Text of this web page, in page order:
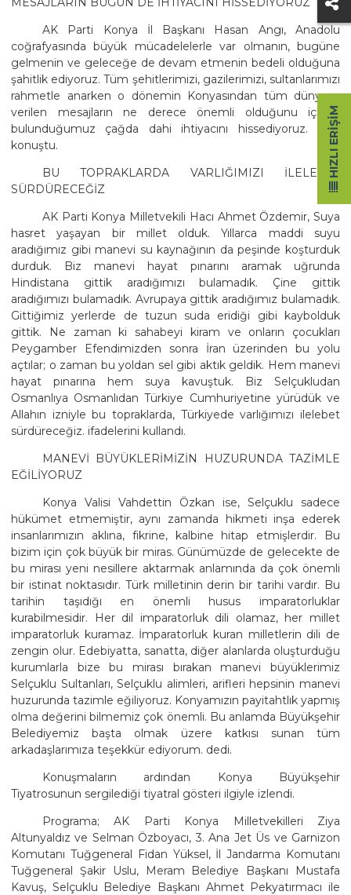
AK Parti Konya İl Başkanı Hasan Angı, Anadolu
coğrafyasında büyük mücadelelerle var olmanın, bugüne
gelmenin ve geleceğe de devam etmenin bedeli olduğuna
şahitlik ediyoruz. Tüm şehitlerimizi, gazilerimizi, sultanlarımızı
rahmetle anarken o dönemin Konyasından tüm dünyaya
verilen mesajların ne derece önemli olduğunu içinde
bulunduğumuz çağda dahi ihtiyacını hissediyoruz. diye
konuştu.
BU TOPRAKLARDA VARLIĞIMIZI İLELEBET
SÜRDÜRECEĞİZ
AK Parti Konya Milletvekili Hacı Ahmet Özdemir, Suya
hasret yaşayan bir millet olduk. Yıllarca maddi suyu
aradığımız gibi manevi su kaynağının da peşinde koşturduk
durduk. Biz manevi hayat pınarını aramak uğrunda
Hindistana gittik aradığımızı bulamadık. Çine gittik
aradığımızı bulamadık. Avrupaya gittik aradığımız bulamadık.
Gittiğimiz yerlerde de tuzun suda eridiği gibi kaybolduk
gittik. Ne zaman ki sahabeyi kiram ve onların çocukları
Peygamber Efendimizden sonra İran üzerinden bu yolu
açtılar; o zaman bu yoldan sel gibi aktık geldik. Hem manevi
hayat pınarına hem suya kavuştuk. Biz Selçukludan
Osmanlıya Osmanlıdan Türkiye Cumhuriyetine yürüdük ve
Allahın izniyle bu topraklarda, Türkiyede varlığımızı ilelebet
sürdüreceğiz. ifadelerini kullandı.
MANEVİ BÜYÜKLERİMİZİN HUZURUNDA TAZİMLE
EĞİLİYORUZ
Konya Valisi Vahdettin Özkan ise, Selçuklu sadece
hükümet etmemiştir, aynı zamanda hikmeti inşa ederek
insanlarımızın aklına, fikrine, kalbine hitap etmişlerdir. Bu
bizim için çok büyük bir miras. Günümüzde de gelecekte de
bu mirası yeni nesillere aktarmak anlamında da çok önemli
bir istinat noktasıdır. Türk milletinin derin bir tarihi vardır. Bu
tarihin taşıdığı en önemli husus imparatorluklar
kurabilmesidir. Her dil imparatorluk dili olamaz, her millet
imparatorluk kuramaz. İmparatorluk kuran milletlerin dili de
zengin olur. Edebiyatta, sanatta, diğer alanlarda oluşturduğu
kurumlarla bize bu mirası bırakan manevi büyüklerimiz
Selçuklu Sultanları, Selçuklu alimleri, arifleri hepsinin manevi
huzurunda tazimle eğiliyoruz. Konyamızın payitahtlık yapmış
olma değerini bilmemiz çok önemli. Bu anlamda Büyükşehir
Belediyemiz başta olmak üzere katkısı sunan tüm
arkadaşlarımıza teşekkür ediyorum. dedi.
Konuşmaların ardından Konya Büyükşehir
Tiyatrosunun sergilediği tiyatral gösteri ilgiyle izlendi.
Programa; AK Parti Konya Milletvekilleri Ziya
Altunyaldız ve Selman Özboyacı, 3. Ana Jet Üs ve Garnizon
Komutanı Tuğgeneral Fidan Yüksel, İl Jandarma Komutanı
Tuğgeneral Şakir Uslu, Meram Belediye Başkanı Mustafa
Kavuş, Selçuklu Belediye Başkanı Ahmet Pekyatırmacı ile
HIZLI ERIŞIM